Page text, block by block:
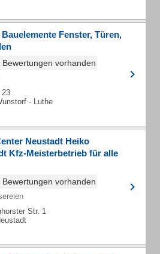
Fenster, Türen,
Bewertungen vorhanden
23
- Luthe
Neustadt Heiko
Kfz-Meisterbetrieb für alle
Bewertungen vorhanden
Str. 1